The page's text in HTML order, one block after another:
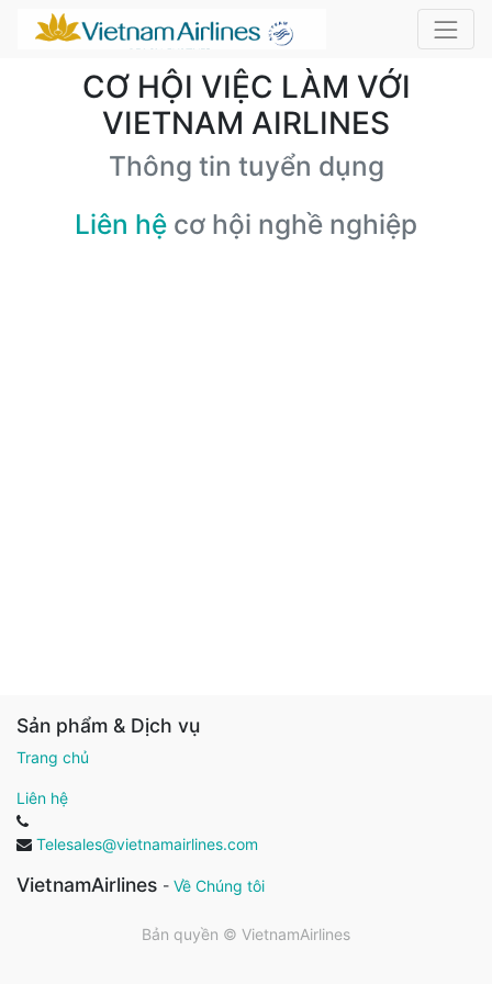
CƠ HỘI VIỆC LÀM VỚI
VIETNAM AIRLINES
Thông tin tuyển dụng
Liên hệ cơ hội nghề nghiệp
Sản phẩm & Dịch vụ
Trang chủ
Liên hệ
Telesales@vietnamairlines.com
VietnamAirlines - Về Chúng tôi
Bản quyền © VietnamAirlines